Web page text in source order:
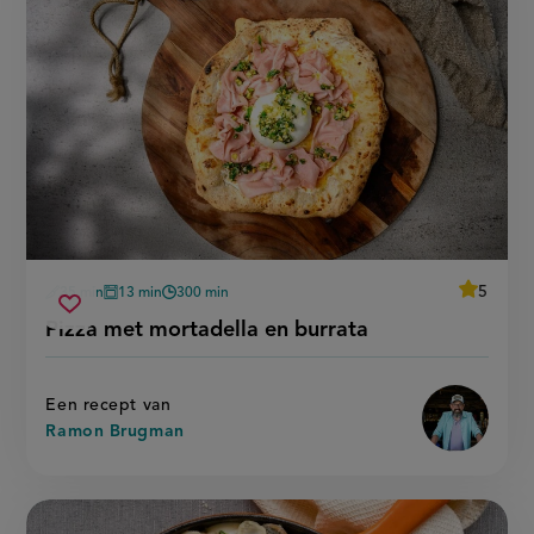
Pizza met mortadella en burrata
voorbereidingstijd
35 min
oventijd
13 min
wachttijd
300 min
average
5
burrata'
Een recept van
Ramon Brugman
Sla
pizza
met
mortadella
burrata